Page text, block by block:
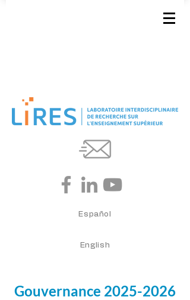
Español
English
Gouvernance 2025-2026